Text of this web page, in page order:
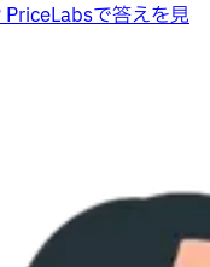
で答えを見